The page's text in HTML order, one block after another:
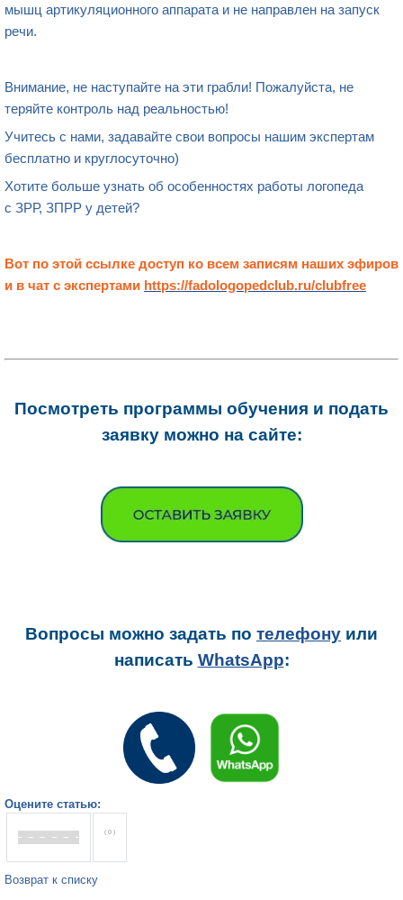
мышц артикуляционного аппарата и не направлен на запуск
речи.
Внимание, не наступайте на эти грабли! Пожалуйста, не
теряйте контроль над реальностью!
Учитесь с нами, задавайте свои вопросы нашим экспертам
бесплатно и круглосуточно)
Хотите больше узнать об особенностях работы логопеда
с ЗРР, ЗПРР у детей?
Вот по этой ссылке доступ ко всем записям наших эфиров
и в чат с экспертами https://fadologopedclub.ru/clubfree
Посмотреть программы обучения и подать
заявку можно на сайте:
Вопросы можно задать по телефону или
написать WhatsApp:
Оцените статью:
( 0 )
Возврат к списку